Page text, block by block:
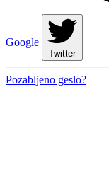
Google
Twitter
Pozabljeno geslo?